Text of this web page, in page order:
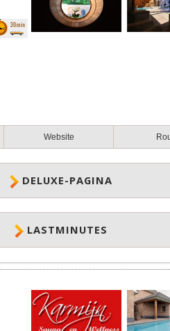
Website
DELUXE-PAGINA
LASTMINUTES